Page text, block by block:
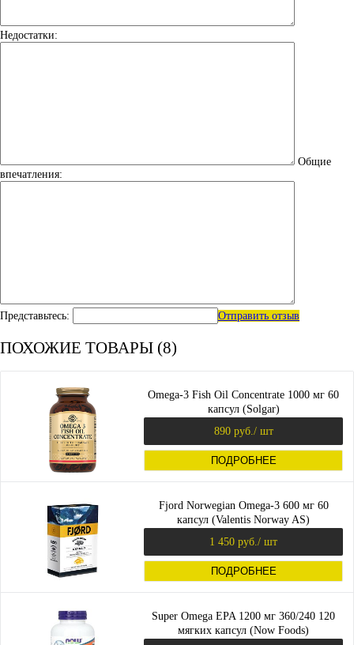
Недостатки:
Общие
впечатления:
Представьтесь: Отправить отзыв
ПОХОЖИЕ ТОВАРЫ (8)
Omega-3 Fish Oil Concentrate 1000 мг 60
капсул (Solgar)
890 руб. / шт
ПОДРОБНЕЕ
Fjord Norwegian Omega-3 600 мг 60
капсул (Valentis Norway AS)
1 450 руб. / шт
ПОДРОБНЕЕ
Super Omega EPA 1200 мг 360/240 120
мягких капсул (Now Foods)